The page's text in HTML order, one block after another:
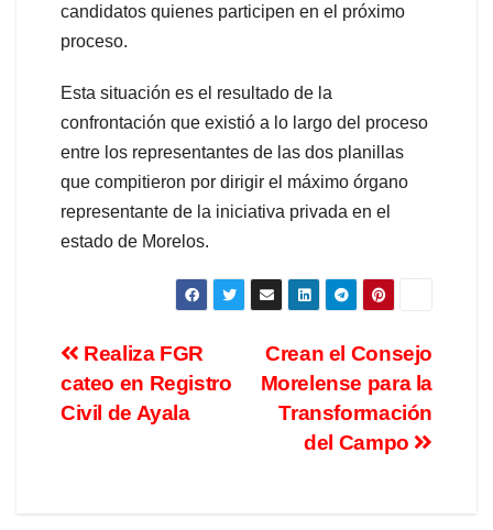
candidatos quienes participen en el próximo
proceso.
Esta situación es el resultado de la
confrontación que existió a lo largo del proceso
entre los representantes de las dos planillas
que compitieron por dirigir el máximo órgano
representante de la iniciativa privada en el
estado de Morelos.
Crean el Consejo
Morelense para la
Transformación
del Campo
Realiza FGR
cateo en Registro
Civil de Ayala